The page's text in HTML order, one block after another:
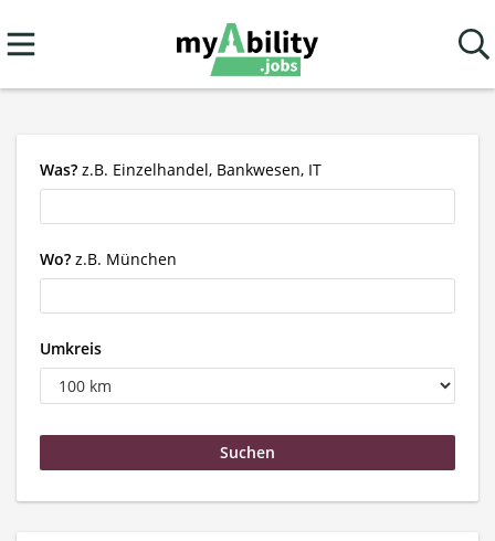
Was? z.B. Einzelhandel, Bankwesen, IT
Wo? z.B. München
Umkreis